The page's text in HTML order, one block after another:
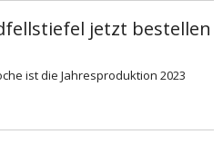
jetzt bestellen
ist die Jahresproduktion 2023